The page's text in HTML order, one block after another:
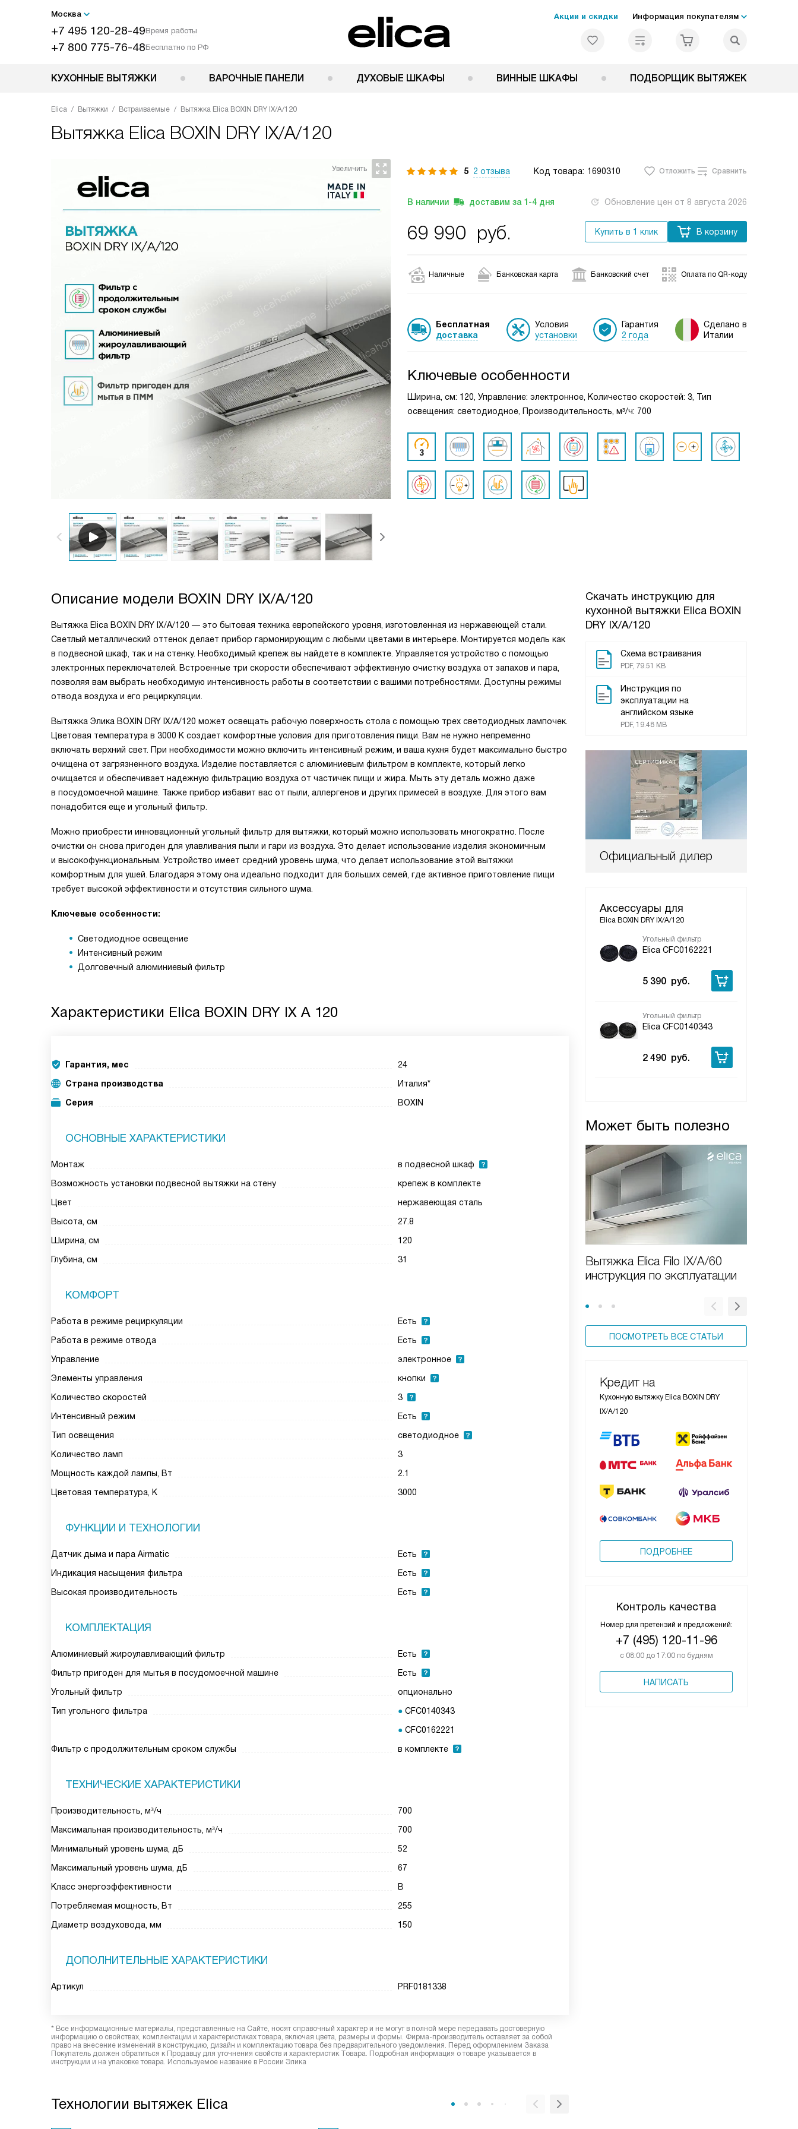
Москва
+7 495 120-28-49Время работы
+7 800 775-76-48Бесплатно по РФ
Акции и скидки Информация покупателям
КУХОННЫЕ ВЫТЯЖКИ ВАРОЧНЫЕ ПАНЕЛИ ДУХОВЫЕ ШКАФЫ ВИННЫЕ ШКАФЫ ПОДБОРЩИК ВЫТЯЖЕК
Elica Вытяжки Встраиваемые Вытяжка Elica BOXIN DRY IX/A/120
Вытяжка Elica BOXIN DRY IX/A/120
5 2 отзыва Код товара: 1690310 Отложить Сравнить
В наличии доставим за 1-4 дня Обновление цен от 8 августа 2026
69 990 руб. Купить в 1 клик В корзину
Наличные Банковская карта Банковский счет Оплата по QR-коду
Бесплатная
доставка
Условия
установки
Гарантия
2 года
Сделано в
Италии
Ключевые особенности
Ширина, см: 120, Управление: электронное, Количество скоростей: 3, Тип
освещения: светодиодное, Производительность, м³/ч: 700
Скачать инструкцию для
кухонной вытяжки Elica BOXIN
DRY IX/A/120
Схема встраивания
PDF, 79.51 KB
Инструкция по
эксплуатации на
английском языке
PDF, 19.48 MB
Официальный дилер
Аксессуары для
Elica BOXIN DRY IX/A/120
Угольный фильтр
Elica CFC0162221
5 390 руб.
Угольный фильтр
Elica CFC0140343
2 490 руб.
Может быть полезно
Вытяжка Elica Filo IX/A/60
инструкция по эксплуатации
ПОСМОТРЕТЬ ВСЕ СТАТЬИ
Кредит на
Кухонную вытяжку Elica BOXIN DRY
IX/A/120
ПОДРОБНЕЕ
Контроль качества
Номер для претензий и предложений:
+7 (495) 120-11-96
с 08:00 до 17:00 по будням
НАПИСАТЬ
Описание модели BOXIN DRY IX/A/120
Вытяжка Elica BOXIN DRY IX/A/120 — это бытовая техника европейского уровня, изготовленная из нержавеющей стали.
Светлый металлический оттенок делает прибор гармонирующим с любыми цветами в интерьере. Монтируется модель как
в подвесной шкаф, так и на стенку. Необходимый крепеж вы найдете в комплекте. Управляется устройство с помощью
электронных переключателей. Встроенные три скорости обеспечивают эффективную очистку воздуха от запахов и пара,
позволяя вам выбрать необходимую интенсивность работы в соответствии с вашими потребностями. Доступны режимы
отвода воздуха и его рециркуляции.
Вытяжка Элика BOXIN DRY IX/A/120 может освещать рабочую поверхность стола с помощью трех светодиодных лампочек.
Цветовая температура в 3000 К создает комфортные условия для приготовления пищи. Вам не нужно непременно
включать верхний свет. При необходимости можно включить интенсивный режим, и ваша кухня будет максимально быстро
очищена от загрязненного воздуха. Изделие поставляется с алюминиевым фильтром в комплекте, который легко
очищается и обеспечивает надежную фильтрацию воздуха от частичек пищи и жира. Мыть эту деталь можно даже
в посудомоечной машине. Также прибор избавит вас от пыли, аллергенов и других примесей в воздухе. Для этого вам
понадобится еще и угольный фильтр.
Можно приобрести инновационный угольный фильтр для вытяжки, который можно использовать многократно. После
очистки он снова пригоден для улавливания пыли и гари из воздуха. Это делает использование изделия экономичным
и высокофункциональным. Устройство имеет средний уровень шума, что делает использование этой вытяжки
комфортным для ушей. Благодаря этому она идеально подходит для больших семей, где активное приготовление пищи
требует высокой эффективности и отсутствия сильного шума.
Ключевые особенности:
Светодиодное освещение
Интенсивный режим
Долговечный алюминиевый фильтр
Характеристики Elica BOXIN DRY IX A 120
Гарантия, мес
24
Страна производства
Италия*
Серия
BOXIN
ОСНОВНЫЕ ХАРАКТЕРИСТИКИ
Монтаж
в подвесной шкаф
Возможность установки подвесной вытяжки на стену
крепеж в комплекте
Цвет
нержавеющая сталь
Высота, см
27.8
Ширина, см
120
Глубина, см
31
КОМФОРТ
Работа в режиме рециркуляции
Есть
Работа в режиме отвода
Есть
Управление
электронное
Элементы управления
кнопки
Количество скоростей
3
Интенсивный режим
Есть
Тип освещения
светодиодное
Количество ламп
3
Мощность каждой лампы, Вт
2.1
Цветовая температура, К
3000
ФУНКЦИИ И ТЕХНОЛОГИИ
Датчик дыма и пара Airmatic
Есть
Индикация насыщения фильтра
Есть
Высокая производительность
Есть
КОМПЛЕКТАЦИЯ
Алюминиевый жироулавливающий фильтр
Есть
Фильтр пригоден для мытья в посудомоечной машине
Есть
Угольный фильтр
опционально
Тип угольного фильтра
CFC0140343
CFC0162221
Фильтр с продолжительным сроком службы
в комплекте
ТЕХНИЧЕСКИЕ ХАРАКТЕРИСТИКИ
Производительность, м³/ч
700
Максимальная производительность, м³/ч
700
Минимальный уровень шума, дБ
52
Максимальный уровень шума, дБ
67
Класс энергоэффективности
B
Потребляемая мощность, Вт
255
Диаметр воздуховода, мм
150
ДОПОЛНИТЕЛЬНЫЕ ХАРАКТЕРИСТИКИ
Артикул PRF0181338
* Все информационные материалы, представленные на Сайте, носят справочный характер и не могут в полной мере передавать достоверную
информацию о свойствах, комплектации и характеристиках товара, включая цвета, размеры и формы. Фирма-производитель оставляет за собой
право на внесение изменений в конструкцию, дизайн и комплектацию товара без предварительного уведомления. Перед оформлением Заказа
Покупатель должен обратиться к Продавцу для уточнения свойств и характеристик Товара. Подробная информация о товаре указывается в
инструкции и на упаковке товара. Используемое название в России Элика
Технологии вытяжек Elica